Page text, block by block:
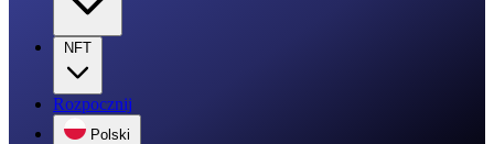
NFT
Rozpocznij
Polski